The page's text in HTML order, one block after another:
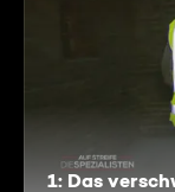
1: Das